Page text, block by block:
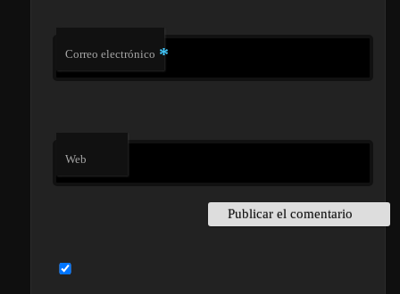
Correo electrónico *
Web